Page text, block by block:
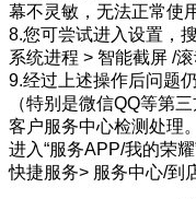
幕不灵敏，无法正常使
8.您可尝试进入设置，
系统进程 > 智能截屏 /
9.经过上述操作后问题
（特别是微信QQ等第
客户服务中心检测处理
进入“服务APP/我的荣
快捷服务> 服务中心/到